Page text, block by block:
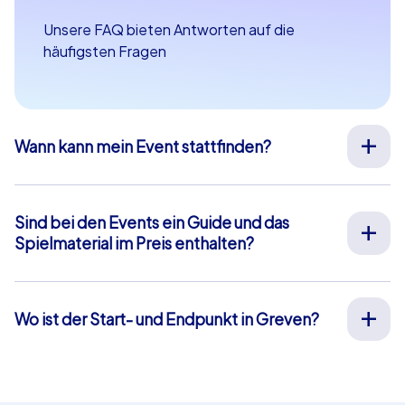
Unsere FAQ bieten Antworten auf die
häufigsten Fragen
Wann kann mein Event stattfinden?
Wir organisieren unsere Teamevents für Sie an Ihrem
Wunschtermin an 365 Tagen im Jahr. Wenn Sie erfahren
möchten ob Ihr Wunschtermin noch verfügbar ist,
fragen Siehiergleich Ihr unverbindliches Angebot an.
Die Startzeit Ihres Events können Sie frei zwischen 9-
Sind bei den Events ein Guide und das
Spielmaterial im Preis enthalten?
Ort-Betreuung durch unsere Guides als auch die
Bereitstellung aller Materialien im Preis enthalten,
sodass Sie sich vorab um nichts weiter kümmern
Wo ist der Start- und Endpunkt in Greven?